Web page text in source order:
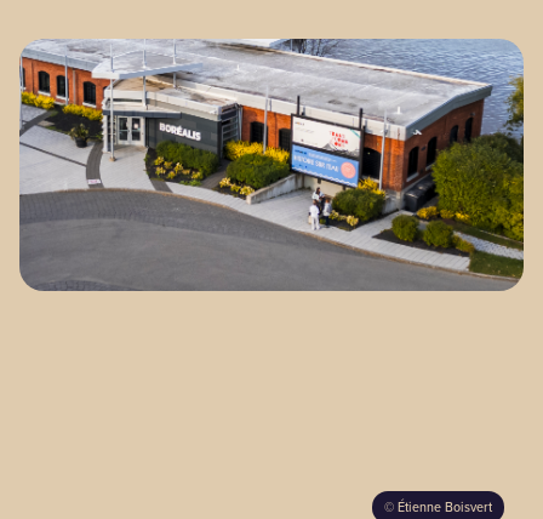
Nos territoires
Zone médias
Espace membres
BLOGUE
©Étienne Boisvert